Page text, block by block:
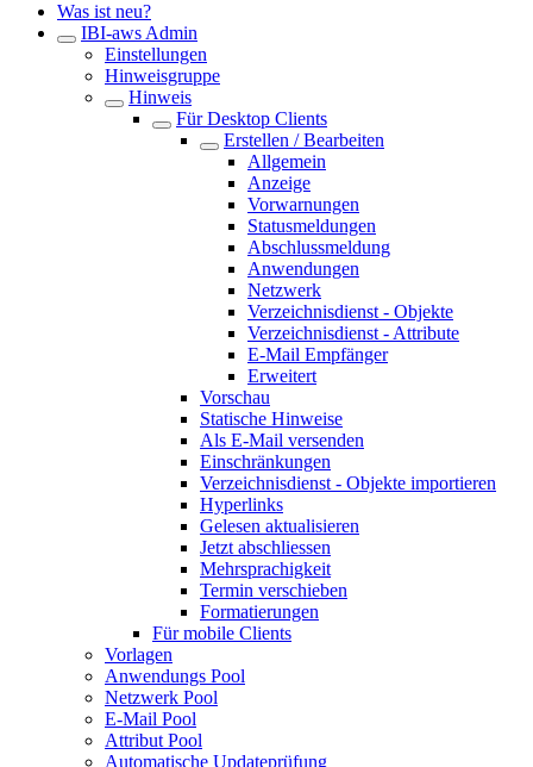
Was ist neu?
IBI-aws Admin
Einstellungen
Hinweisgruppe
Hinweis
Für Desktop Clients
Erstellen / Bearbeiten
Allgemein
Anzeige
Vorwarnungen
Statusmeldungen
Abschlussmeldung
Anwendungen
Netzwerk
Verzeichnisdienst - Objekte
Verzeichnisdienst - Attribute
E-Mail Empfänger
Erweitert
Vorschau
Statische Hinweise
Als E-Mail versenden
Einschränkungen
Verzeichnisdienst - Objekte importieren
Hyperlinks
Gelesen aktualisieren
Jetzt abschliessen
Mehrsprachigkeit
Termin verschieben
Formatierungen
Für mobile Clients
Vorlagen
Anwendungs Pool
Netzwerk Pool
E-Mail Pool
Attribut Pool
Automatische Updateprüfung